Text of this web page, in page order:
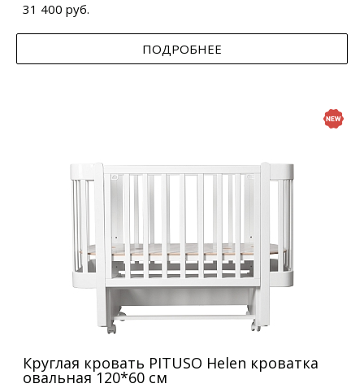
31 400 руб.
ПОДРОБНЕЕ
Круглая кровать PITUSO Helen кроватка
овальная 120*60 см